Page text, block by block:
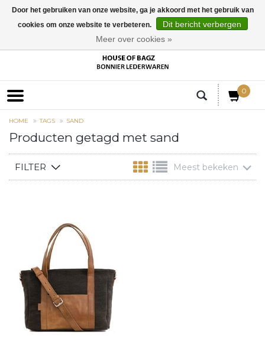
0
HOME TAGS SAND
Producten getagd met sand
FILTER Meest bekeken
Door het gebruiken van onze website, ga je akkoord met het gebruik van
cookies om onze website te verbeteren.
Dit bericht verbergen
Meer over cookies »